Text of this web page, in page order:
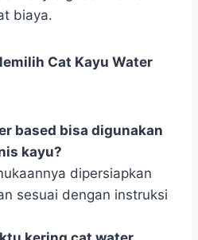
biaya.
Cat Kayu Water
based bisa digunakan
kayu?
dipersiapkan
sesuai dengan instruksi